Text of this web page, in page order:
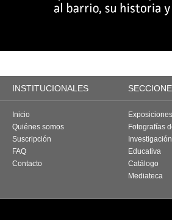
INSTITUCIONALES
Inicio
Quiénes somos
Suscripción
FAQ
Contacto
Exposiciones
Fotografías
Investigación
Educativa
Catálogo
Mediateca